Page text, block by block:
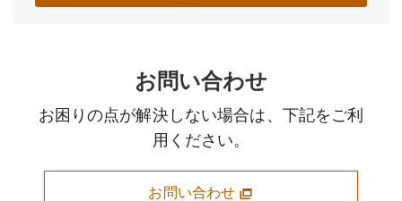
お問い合わせ
お困りの点が解決しない場合は、下記をご利
用ください。
お問い合わせ